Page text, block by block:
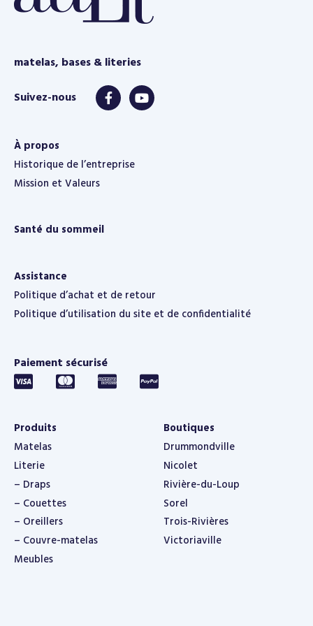
matelas, bases & literies
À propos
Historique de l’entreprise
Mission et Valeurs
Santé du sommeil
Assistance
Politique d’achat et de retour
Politique d’utilisation du site et de confidentialité
Paiement sécurisé
Produits
Matelas
Literie
– Draps
– Couettes
– Oreillers
– Couvre-matelas
Meubles
Boutiques
Drummondville
Nicolet
Rivière-du-Loup
Sorel
Trois-Rivières
Victoriaville